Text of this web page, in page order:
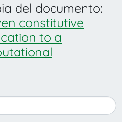
del documento:
constitutive
to a